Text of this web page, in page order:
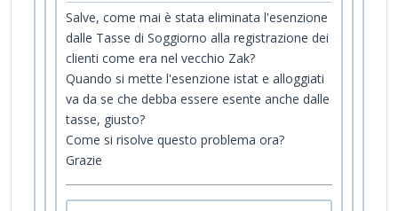
Salve, come mai è stata eliminata l'esenzione
dalle Tasse di Soggiorno alla registrazione dei
clienti come era nel vecchio Zak?
Quando si mette l'esenzione istat e alloggiati
va da se che debba essere esente anche dalle
tasse, giusto?
Come si risolve questo problema ora?
Grazie